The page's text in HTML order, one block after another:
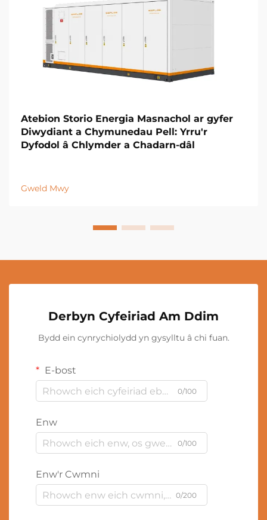
Atebion Storio Energia Masnachol ar gyfer
Diwydiant a Chymunedau Pell: Yrru'r
Dyfodol â Chlymder a Chadarn-dâl
Gweld Mwy
Derbyn Cyfeiriad Am Ddim
Bydd ein cynrychiolydd yn gysylltu â chi fuan.
E-bost
0/100
Enw
0/100
Enw'r Cwmni
0/200